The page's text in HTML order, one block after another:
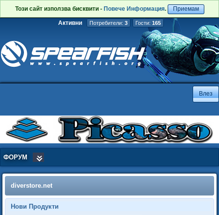
Този сайт използва бисквити - Повече Информация. Приемам
Активни Потребители: 3 Гости: 165
ФОРУМ
diverstore.net
Нови Продукти